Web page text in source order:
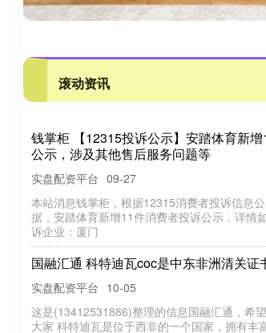
滚动资讯
钱掌柜 【12315投诉公示】安踏体育新
公示，涉及其他售后服务问题等
实盘配资平台 09-27
本站消息钱掌柜，根据12315消费者投诉信息
据，安踏体育新增11件消费者投诉公示，详情
诉企业：厦门
国融汇通 科特迪瓦coc是中东非洲清关证
实盘配资平台 10-05
这是(13412531886)整理的信息国融汇通，希
大家 科特迪瓦是位于西非的一个国家，拥有丰